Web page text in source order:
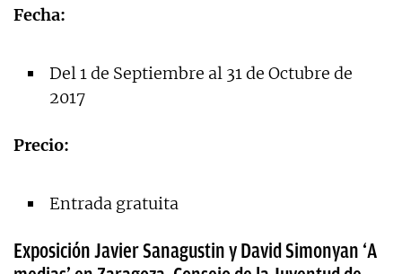
Fecha:
Del 1 de Septiembre al 31 de Octubre de
2017
Precio:
Entrada gratuita
Exposición Javier Sanagustin y David Simonyan ‘A